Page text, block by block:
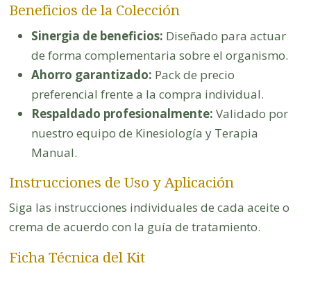
Beneficios de la Colección
Sinergia de beneficios: Diseñado para actuar
de forma complementaria sobre el organismo.
Ahorro garantizado: Pack de precio
preferencial frente a la compra individual.
Respaldado profesionalmente: Validado por
nuestro equipo de Kinesiología y Terapia
Manual.
Instrucciones de Uso y Aplicación
Siga las instrucciones individuales de cada aceite o
crema de acuerdo con la guía de tratamiento.
Ficha Técnica del Kit